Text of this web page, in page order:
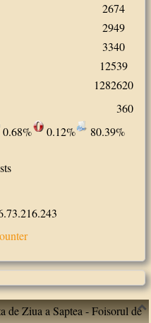
2674
2949
3340
12539
1282620
360
0.68% 0.12% 80.39%
Ziua a Saptea - Foisorul de